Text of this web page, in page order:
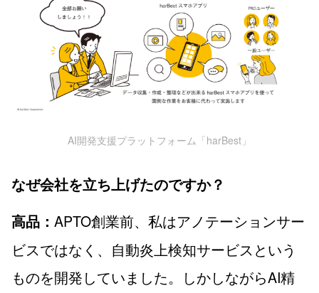
AI開発支援プラットフォーム「harBest」
なぜ会社を立ち上げたのですか？
高品： APTO創業前、私はアノテーションサー
ビスではなく、自動炎上検知サービスという
ものを開発していました。しかしながらAI精